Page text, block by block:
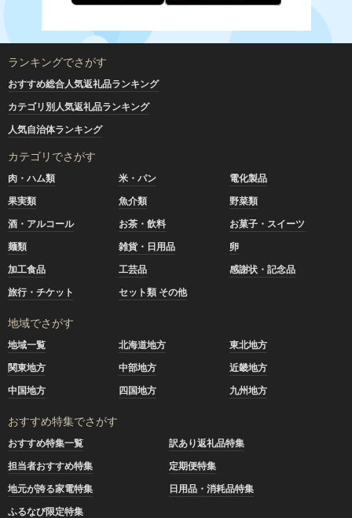
ランキングでさがす
おすすめ総合人気返礼品ランキング
カテゴリ別人気返礼品ランキング
人気自治体ランキング
カテゴリでさがす
肉・ハム類 米・パン
電化製品
果実類
魚介類
野菜類
酒・アルコール
お茶・飲料
お菓子・スイーツ
麺類
雑貨・日用品
卵
加工食品
工芸品
感謝状・記念品
旅行・チケット
セット類 その他
地域でさがす
地域一覧 北海道地方
東北地方
関東地方
中部地方
近畿地方
中国地方
四国地方 九州地方
おすすめ特集でさがす
おすすめ特集一覧
訳あり返礼品特集
担当者おすすめ特集
定期便特集
地元が誇る家電特集
日用品・消耗品特集
ふるなび限定特集